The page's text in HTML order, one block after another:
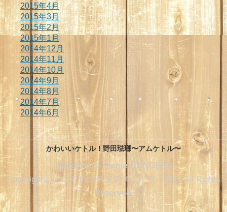
2015年4月
2015年3月
2015年2月
2015年1月
2014年12月
2014年11月
2014年10月
2014年9月
2014年8月
2014年7月
2014年6月
かわいいケトル！野田琺瑯〜アムケトル〜
WordPress-Theme STINGER3
Copyright© コロモチのテステスライフ , 2015 All Rights
Reserved.